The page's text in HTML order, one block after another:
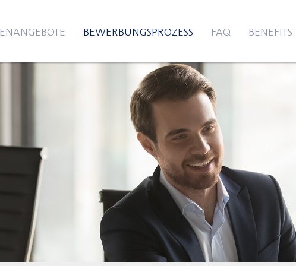
BEWERBUNGSPROZESS FAQ BENEFITS